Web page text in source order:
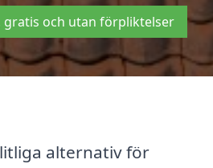
gratis och utan förpliktelser
alternativ för